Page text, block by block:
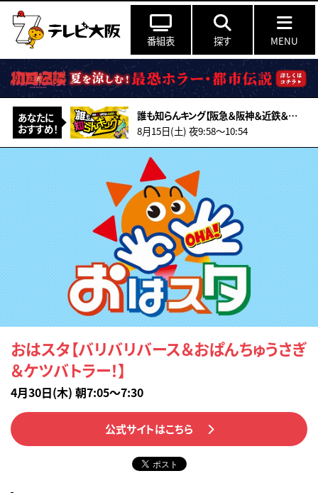
番組表 探す MENU
あなたに
おすすめ！
誰も知らんキング【阪急＆阪神＆近鉄＆南海＆メトロ…鉄道ミステリー2026夏】
8月15日(土) 夜9:58〜10:54
おはスタ【バリバリバース＆おぱんちゅうさぎ
＆ケツバトラー！】
4月30日(木) 朝7:05～7:30
公式サイトはこちら